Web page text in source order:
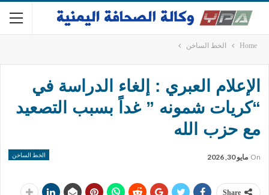
Home الخط الساخن
الإعلام العبري : إلغاء الدراسة في
“كريات شمونه ” غداً بسبب التصعيد
مع حزب الله
الخط الساخن On مايو 30, 2026
Share